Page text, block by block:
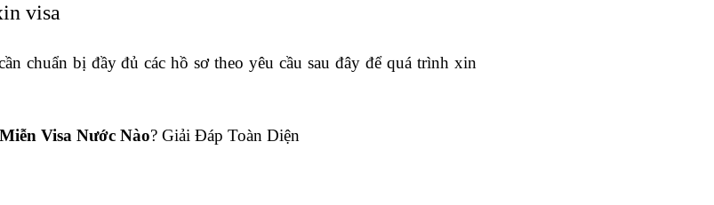
visa
chuẩn bị đầy đủ các hồ sơ theo yêu cầu sau đây để quá trình xin
Visa Nước Nào? Giải Đáp Toàn Diện